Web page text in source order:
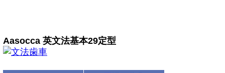
Aasocca 英文法基本29定型